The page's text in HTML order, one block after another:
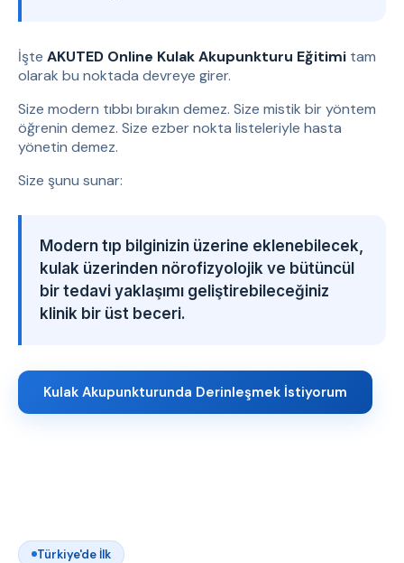
İşte AKUTED Online Kulak Akupunkturu Eğitimi tam
olarak bu noktada devreye girer.
Size modern tıbbı bırakın demez. Size mistik bir yöntem
öğrenin demez. Size ezber nokta listeleriyle hasta
yönetin demez.
Size şunu sunar:
Modern tıp bilginizin üzerine eklenebilecek,
kulak üzerinden nörofizyolojik ve bütüncül
bir tedavi yaklaşımı geliştirebileceğiniz
klinik bir üst beceri.
Kulak Akupunkturunda Derinleşmek İstiyorum
Türkiye'de İlk